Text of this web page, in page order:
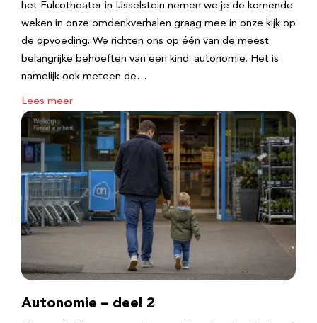
het Fulcotheater in IJsselstein nemen we je de komende
weken in onze omdenkverhalen graag mee in onze kijk op
de opvoeding. We richten ons op één van de meest
belangrijke behoeften van een kind: autonomie. Het is
namelijk ook meteen de…
Lees meer
Autonomie – deel 2